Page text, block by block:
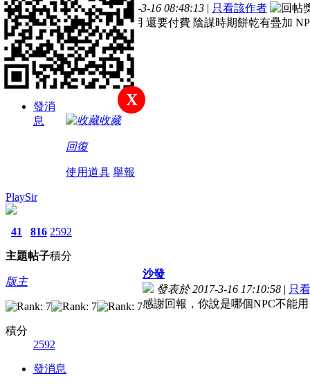
新手上路
積分
40
發消
息
發表於 2017-3-16 08:48:13 | 只看該作者
連NPC都不能用 還要付費 陰謀時期餅乾有疊加
NPC能用 3Q
收藏
回復
使用道具 舉報
PlaySir
41
主題
816
帖子
2592
積分
版主
積分
2592
發消息
沙發
發表於 2017-3-16 17:10:58 | 只
感謝回報，你說是哪個NPC不能
X